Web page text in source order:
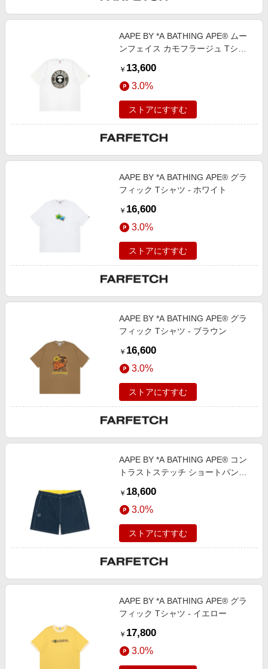
AAPE BY *A BATHING APE® ムー
ンフェイス カモフラージュ Tシャ
￥ 13,600
3.0%
ストアにすすむ
AAPE BY *A BATHING APE® グラ
フィック Tシャツ - ホワイト
￥ 16,600
3.0%
ストアにすすむ
AAPE BY *A BATHING APE® グラ
フィック Tシャツ - ブラウン
￥ 16,600
3.0%
ストアにすすむ
AAPE BY *A BATHING APE® コン
トラストステッチ ショートパンツ -
￥ 18,600
3.0%
ストアにすすむ
AAPE BY *A BATHING APE® グラ
フィック Tシャツ - イエロー
￥ 17,800
3.0%